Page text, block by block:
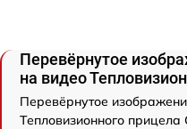
Перевёрнутое
на видео
Перевёрнутое
Тепловизионного